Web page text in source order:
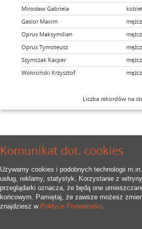
Komunikat dot. cookies
Używamy cookies i podobnych technologii
usług, reklamy, statystyk. Korzystanie z
przeglądarki oznacza, że będą one
końcowym. Pamiętaj, że zawsze możesz
znajdziesz w Polityce Prywatności.
Mirosław Gabriela
Gasior Maxim
Oprus Maksymilian
Oprus Tymoteusz
Szymczak Kacper
Wołosiński Krzysztof
Liczba rekordów na